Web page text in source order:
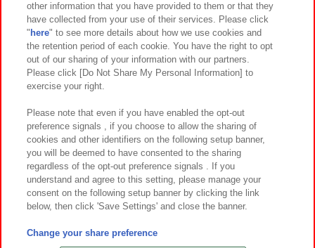
関連会社 サステナビリティ サイトポリシー
プライバシーポリシー ウェブアクセシビリティ方針と検証結果
お取引先さまとともに
カスタマーハラスメント対応方針 よくあるご質問・お問い合わせ
©Bandai Namco Amusement Inc.
©Bandai Namco Amusement Lab Inc.
other information that you have provided to them or that they
have collected from your use of their services. Please click
" here" to see more details about how we use cookies and
the retention period of each cookie. You have the right to opt
out of our sharing of your information with our partners.
Please click [Do Not Share My Personal Information] to
exercise your right.
Please note that even if you have enabled the opt-out
preference signals , if you choose to allow the sharing of
cookies and other identifiers on the following setup banner,
you will be deemed to have consented to the sharing
regardless of the opt-out preference signals . If you
understand and agree to this setting, please manage your
consent on the following setup banner by clicking the link
below, then click 'Save Settings' and close the banner.
Change your share preference